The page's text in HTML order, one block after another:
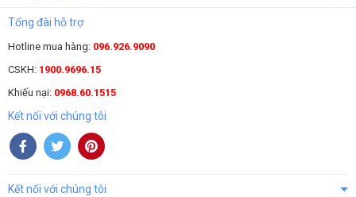
Tổng đài hỗ trợ
Hotline mua hàng: 096.926.9090
CSKH: 1900.9696.15
Khiếu nại: 0968.60.1515
Kết nối với chúng tôi
Kết nối với chúng tôi